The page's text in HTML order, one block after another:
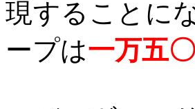
現することに
ープは一万五